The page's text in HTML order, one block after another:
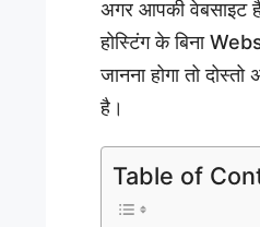
अगर आपकी वेबसाइट है
होस्टिंग के बिना
जानना होगा तो
है।
Table of